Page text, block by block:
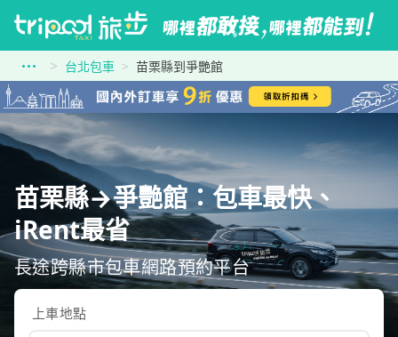
台北包車 苗栗縣到爭艷館
苗栗縣→爭艷館：包車最快、
iRent最省
長途跨縣市包車網路預約平台
上車地點